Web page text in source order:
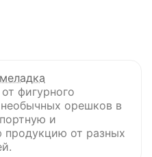
фигурного
орешков в
и
продукцию от разных